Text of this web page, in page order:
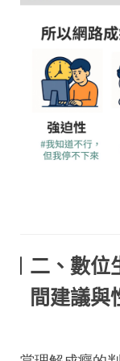
二、 數位
間建議與